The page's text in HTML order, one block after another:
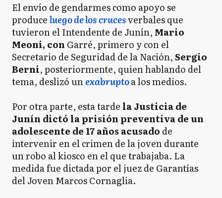
El envío de gendarmes como apoyo se
produceluego de los crucesverbales que
tuvieron el Intendente de Junín, Mario
Meoni, con Garré‚ primero y con el
Secretario de Seguridad de la Nación,Sergio
Berni, posteriormente, quien hablando del
tema, deslizó unexabruptoa los medios.
Por otra parte, esta tarde la Justicia de
Junín dictó la prisión preventiva de un
adolescente de 17 años acusado de
intervenir en el crimen de la joven durante
un robo al kiosco en el que trabajaba. La
medida fue dictada por el juez de Garantías
del Joven Marcos Cornaglia.